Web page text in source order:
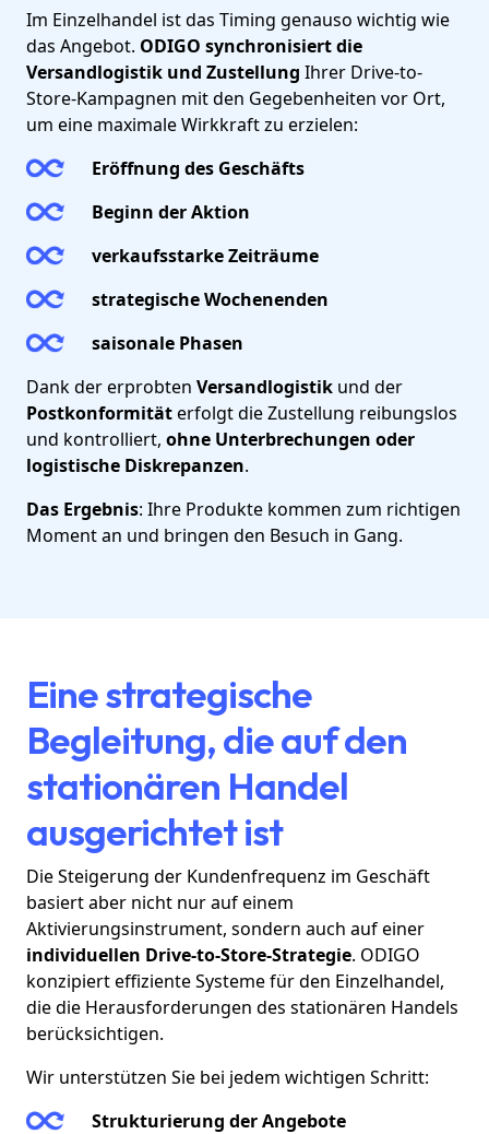
Im Einzelhandel ist das Timing genauso wichtig wie
das Angebot. ODIGO synchronisiert die
Versandlogistik und Zustellung Ihrer Drive-to-
Store-Kampagnen mit den Gegebenheiten vor Ort,
um eine maximale Wirkkraft zu erzielen:
Eröffnung des Geschäfts
Beginn der Aktion
verkaufsstarke Zeiträume
strategische Wochenenden
saisonale Phasen
Dank der erprobten Versandlogistik und der
Postkonformitäterfolgt die Zustellung reibungslos
und kontrolliert, ohne Unterbrechungen oder
logistische Diskrepanzen.
Das Ergebnis: Ihre Produkte kommen zum richtigen
Moment an und bringen den Besuch in Gang.
Eine strategische
Begleitung, die auf den
stationären Handel
ausgerichtet ist
Die Steigerung der Kundenfrequenz im Geschäft
basiert aber nicht nur auf einem
Aktivierungsinstrument, sondern auch auf einer
individuellen Drive-to-Store-Strategie. ODIGO
konzipiert effiziente Systeme für den Einzelhandel,
die die Herausforderungen des stationären Handels
berücksichtigen.
Wir unterstützen Sie bei jedem wichtigen Schritt:
Strukturierung der Angebote